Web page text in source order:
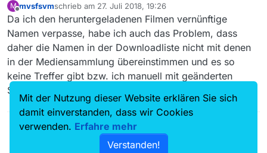
M
Offline
mvsfsvmschrieb am 27. Juli 2018, 19:26
zuletzt editiert von
Da ich den heruntergeladenen Filmen vernünftige
Namen verpasse, habe ich auch das Problem, dass
daher die Namen in der Downloadliste nicht mit denen
in der Mediensammlung übereinstimmen und es so
keine Treffer gibt bzw. ich manuell mit geänderten
Suchbegriffen nach den Filmen suchen muss.
Mit der Nutzung dieser Website erklären Sie sich
damit einverstanden, dass wir Cookies
verwenden. Erfahre mehr
Verstanden!